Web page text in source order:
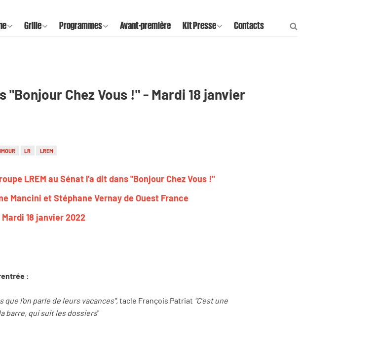
Grille Programmes Avant-première Kit Presse Contacts
Chez Vous !" - Mardi 18 janvier
LR LREM
LREM au Sénat l'a dit dans "Bonjour Chez Vous !"
Mancini et Stéphane Vernay de Ouest France
Mardi 18 janvier 2022
:
l'on parle de leurs vacances",tacle François Patriat "C'est une
barre, qui suit les dossiers"